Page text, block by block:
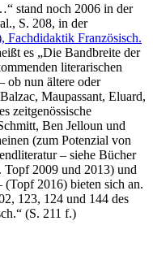
stand noch 2006 in der
S. 208, in der
Fachdidaktik Französisch.
es „Die Bandbreite der
literarischen
ob nun ältere oder
Maupassant, Eluard,
zeitgenössische
Ben Jelloun und
(zum Potenzial von
– siehe Bücher
2009 und 2013) und
(Topf 2016) bieten sich an.
123, 124 und 144 des
(S. 211 f.)